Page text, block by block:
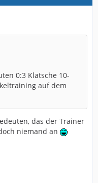
0:3 Klatsche 10-
auf dem
das der Trainer
niemand an